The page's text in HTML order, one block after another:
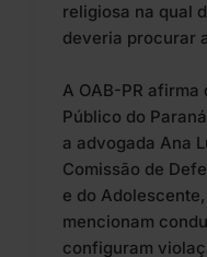
religiosa na qual
deveria procurar
A OAB-PR
Público do
a advogada Ana
Comissão de
e do
mencionam
configuram